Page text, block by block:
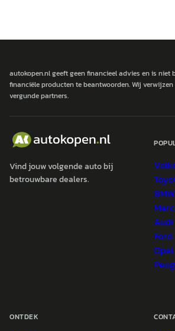
autokopen.nl geeft geen financieel advies en is niet
financiële producten te beantwoorden. Wij verwijzen
vergunde partners.
Vind jouw volgende auto bij
betrouwbare dealers.
BMW
Audi
Ford
Opel
ONTDEK